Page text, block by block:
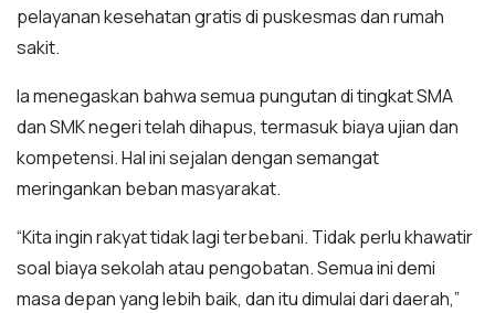
pelayanan kesehatan gratis di puskesmas dan rumah
sakit.
Ia menegaskan bahwa semua pungutan di tingkat SMA
dan SMK negeri telah dihapus, termasuk biaya ujian dan
kompetensi. Hal ini sejalan dengan semangat
meringankan beban masyarakat.
“Kita ingin rakyat tidak lagi terbebani. Tidak perlu khawatir
soal biaya sekolah atau pengobatan. Semua ini demi
masa depan yang lebih baik, dan itu dimulai dari daerah,”